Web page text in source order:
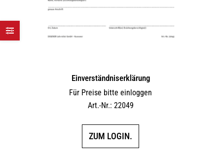
Einverständniserklärung
Für Preise bitte einloggen
Art.-Nr.: 22049
ZUM LOGIN.